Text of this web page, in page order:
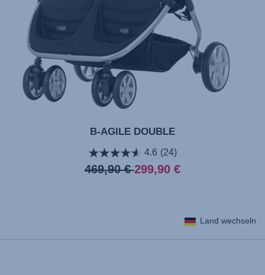
B-AGILE DOUBLE
4.6 (24)
Originalpreis
469,90 €Aktueller
299,90 €
Land wechseln